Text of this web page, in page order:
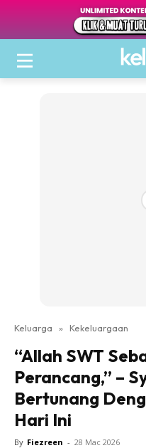
Keluarga » Kekeluargaan
“Allah SWT
Perancang,” –
Bertunang
Hari Ini
By Fiezreen - 28 Mac 2026